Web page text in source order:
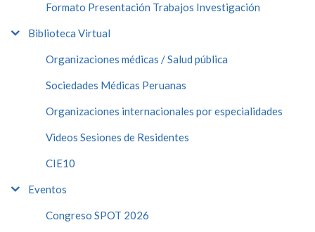
Formato Presentación Trabajos Investigación
Biblioteca Virtual
Organizaciones médicas / Salud pública
Sociedades Médicas Peruanas
Organizaciones internacionales por especialidades
Videos Sesiones de Residentes
CIE10
Eventos
Congreso SPOT 2026